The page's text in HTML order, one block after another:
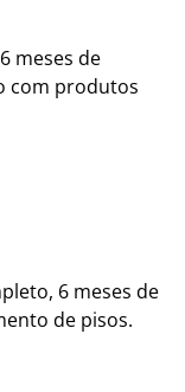
meses de
com produtos
6 meses de
de pisos.